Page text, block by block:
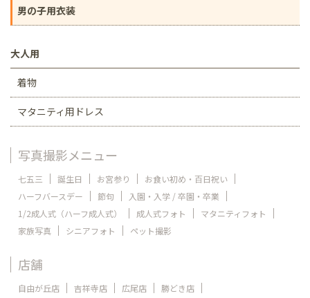
男の子用衣装
大人用
着物
マタニティ用ドレス
写真撮影メニュー
七五三 誕生日 お宮参り
お食い初め・百日祝い
ハーフバースデー
節句
入園・入学 / 卒園・卒業
1/2成人式（ハーフ成人式）
成人式フォト
マタニティフォト
家族写真
シニアフォト ペット撮影
店舗
自由が丘店 吉祥寺店 広尾店
勝どき店